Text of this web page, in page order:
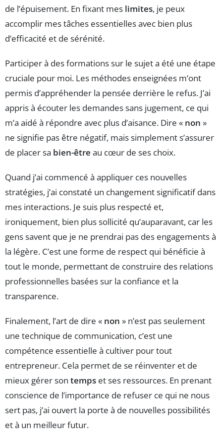
de l’épuisement. En fixant mes limites, je peux
accomplir mes tâches essentielles avec bien plus
d’efficacité et de sérénité.
Participer à des formations sur le sujet a été une étape
cruciale pour moi. Les méthodes enseignées m’ont
permis d’appréhender la pensée derrière le refus. J’ai
appris à écouter les demandes sans jugement, ce qui
m’a aidé à répondre avec plus d’aisance. Dire « non »
ne signifie pas être négatif, mais simplement s’assurer
de placer sa bien-être au cœur de ses choix.
Quand j’ai commencé à appliquer ces nouvelles
stratégies, j’ai constaté un changement significatif dans
mes interactions. Je suis plus respecté et,
ironiquement, bien plus sollicité qu’auparavant, car les
gens savent que je ne prendrai pas des engagements à
la légère. C’est une forme de respect qui bénéficie à
tout le monde, permettant de construire des relations
professionnelles basées sur la confiance et la
transparence.
Finalement, l’art de dire « non » n’est pas seulement
une technique de communication, c’est une
compétence essentielle à cultiver pour tout
entrepreneur. Cela permet de se réinventer et de
mieux gérer son temps et ses ressources. En prenant
conscience de l’importance de refuser ce qui ne nous
sert pas, j’ai ouvert la porte à de nouvelles possibilités
et à un meilleur futur.